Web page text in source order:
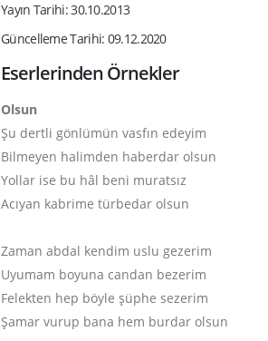
Yayın Tarihi: 30.10.2013
Güncelleme Tarihi: 09.12.2020
Eserlerinden Örnekler
Olsun
Şu dertli gönlümün vasfın edeyim
Bilmeyen halimden haberdar olsun
Yollar ise bu hâl beni muratsız
Acıyan kabrime türbedar olsun
Zaman abdal kendim uslu gezerim
Uyumam boyuna candan bezerim
Felekten hep böyle şüphe sezerim
Şamar vurup bana hem burdar olsun